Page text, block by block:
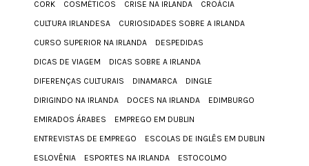
CORK
COSMÉTICOS CRISE NA IRLANDA
CROÁCIA
CULTURA IRLANDESA
CURIOSIDADES SOBRE A IRLANDA
CURSO SUPERIOR NA IRLANDA
DESPEDIDAS
DICAS DE VIAGEM
DICAS SOBRE A IRLANDA
DIFERENÇAS CULTURAIS
DINAMARCA
DINGLE
DIRIGINDO NA IRLANDA
DOCES NA IRLANDA
EDIMBURGO
EMIRADOS ÁRABES
EMPREGO EM DUBLIN
ENTREVISTAS DE EMPREGO
ESCOLAS DE INGLÊS EM DUBLIN
ESLOVÊNIA
ESPORTES NA IRLANDA
ESTOCOLMO